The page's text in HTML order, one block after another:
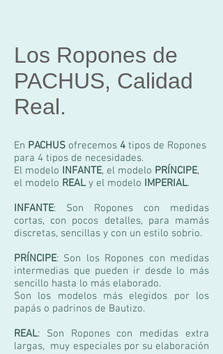
Los Ropones de
PACHUS, Calidad
Real.
En PACHUS ofrecemos 4 tipos de Ropones
para 4 tipos de necesidades.
El modelo INFANTE, el modelo PRÍNCIPE,
el modelo REALy el modelo IMPERIAL.
INFANTE: Son Ropones con medidas
cortas, con pocos detalles, para mamás
discretas, sencillas y con un estilo sobrio.
PRÍNCIPE: Son los Ropones con medidas
intermedias que pueden ir desde lo más
sencillo hasta lo más elaborado.
Son los modelos más elegidos por los
papás o padrinos de Bautizo.
REAL: Son Ropones con medidas extra
largas, muy especiales por su elaboración